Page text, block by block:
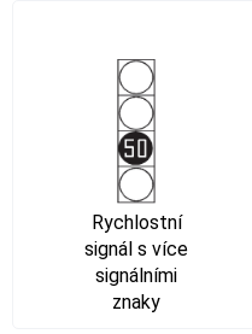
Rychlostní
signál s více
signálními
znaky